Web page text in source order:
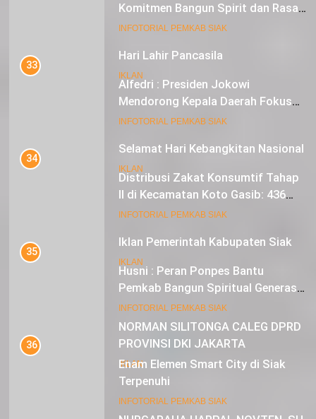
Hari Lahir Pancasila
IKLAN
Selamat Hari Kebangkitan Nasional
IKLAN
Iklan Pemerintah Kabupaten Siak
IKLAN
NORMAN SILITONGA CALEG DPRD
PROVINSI DKI JAKARTA
IKLAN
Komitmen Bangun Spirit dan Rasa
Nasionalisme
INFOTORIAL PEMKAB SIAK
33
Alfedri : Presiden Jokowi
Mendorong Kepala Daerah Fokus
pada Inflasi dan Pilkada Serentak
INFOTORIAL PEMKAB SIAK
34
Distribusi Zakat Konsumtif Tahap
II di Kecamatan Koto Gasib: 436
Mustahik Terima Bantuan
INFOTORIAL PEMKAB SIAK
35
Husni : Peran Ponpes Bantu
Pemkab Bangun Spiritual Generasi
Muda
INFOTORIAL PEMKAB SIAK
36
Enam Elemen Smart City di Siak
Terpenuhi
INFOTORIAL PEMKAB SIAK